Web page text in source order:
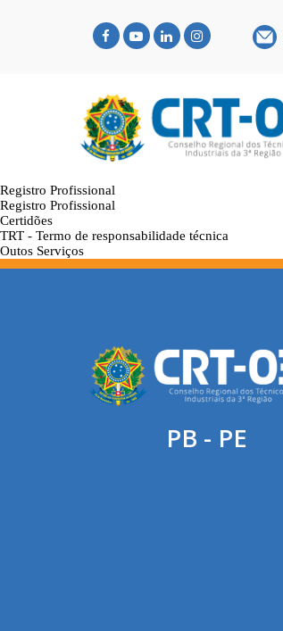
Registro Profissional
Registro Profissional
Certidões
TRT - Termo de responsabilidade técnica
Outos Serviços
PB - PE